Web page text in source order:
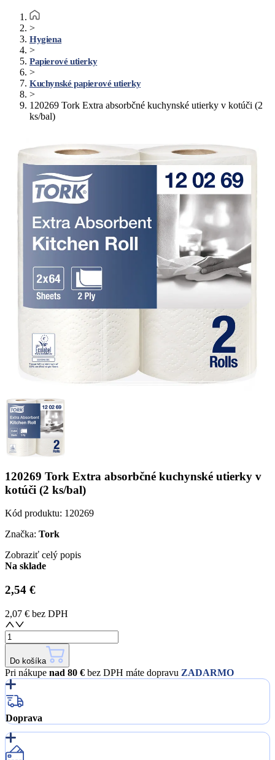
>
Hygiena
>
Papierové utierky
>
Kuchynské papierové utierky
>
120269 Tork Extra absorbčné kuchynské utierky v kotúči (2
ks/bal)
120269 Tork Extra absorbčné kuchynské utierky v
kotúči (2 ks/bal)
Kód produktu: 120269
Značka: Tork
Zobraziť celý popis
Na sklade
2,54 €
2,07 € bez DPH
Do košíka
Pri nákupe nad 80 € bez DPH máte dopravu ZADARMO
Doprava